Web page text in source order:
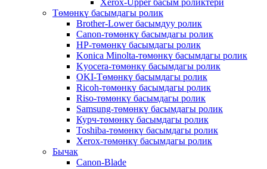
Xerox-Upper басым роликтери
Төмөнкү басымдагы ролик
Brother-Lower басымдуу ролик
Canon-төмөнкү басымдагы ролик
HP-төмөнкү басымдагы ролик
Konica Minolta-төмөнкү басымдагы ролик
Kyocera-төмөнкү басымдагы ролик
OKI-Төмөнкү басымдагы ролик
Ricoh-төмөнкү басымдагы ролик
Riso-төмөнкү басымдагы ролик
Samsung-төмөнкү басымдагы ролик
Курч-төмөнкү басымдагы ролик
Toshiba-төмөнкү басымдагы ролик
Xerox-төмөнкү басымдагы ролик
Бычак
Canon-Blade